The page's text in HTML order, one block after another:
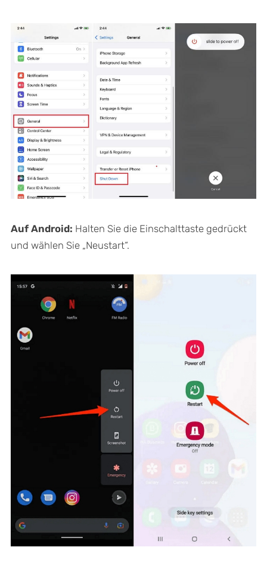
Auf Android: Halten Sie die Einschalttaste gedrückt
und wählen Sie „Neustart“.